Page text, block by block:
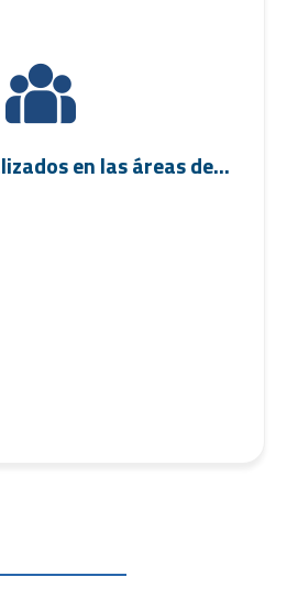
en las áreas de...